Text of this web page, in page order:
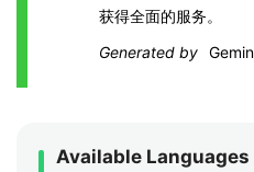
获得全面的服务。
Generated by
Available Languages